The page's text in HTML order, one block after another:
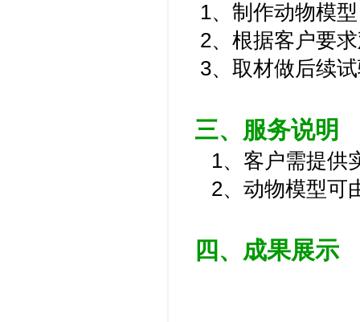
1、制作动物模型
2、根据客户要
3、取材做后续
三、服务说明
1、客户需提供
2、动物模型可
四、成果展示